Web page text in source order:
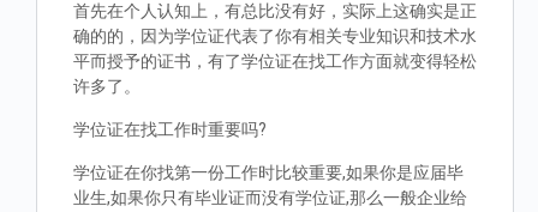
首先在个人认知上，有总比没有好，实际上这确实是正
确的的，因为学位证代表了你有相关专业知识和技术水
平而授予的证书，有了学位证在找工作方面就变得轻松
许多了。
学位证在找工作时重要吗?
学位证在你找第一份工作时比较重要,如果你是应届毕
业生,如果你只有毕业证而没有学位证,那么一般企业给